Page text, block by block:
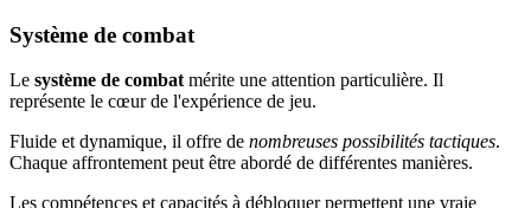
Système de combat
Le système de combat mérite une attention particulière. Il
représente le cœur de l'expérience de jeu.
Fluide et dynamique, il offre de nombreuses possibilités tactiques.
Chaque affrontement peut être abordé de différentes manières.
Les compétences et capacités à débloquer permettent une vraie